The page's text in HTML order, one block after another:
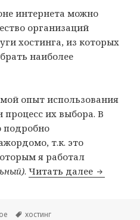
интернета можно
организаций
хостинга, из которых
наиболее
опыт использования
процесс их выбора. В
подробно
т.к. это
я работал
.Читать далее Опыт
Метки
хостинг